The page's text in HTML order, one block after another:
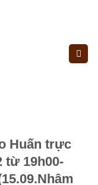
Huấn trực
từ 19h00-